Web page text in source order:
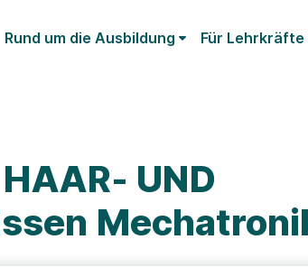
Rund um die Ausbildung Für Lehrkräfte
UND